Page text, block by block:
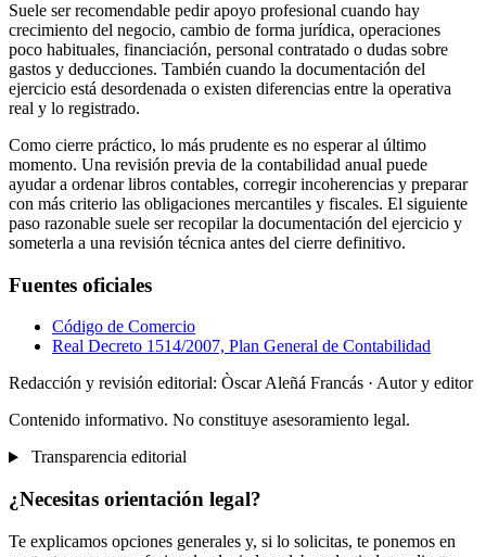
Suele ser recomendable pedir apoyo profesional cuando hay
crecimiento del negocio, cambio de forma jurídica, operaciones
poco habituales, financiación, personal contratado o dudas sobre
gastos y deducciones. También cuando la documentación del
ejercicio está desordenada o existen diferencias entre la operativa
real y lo registrado.
Como cierre práctico, lo más prudente es no esperar al último
momento. Una revisión previa de la contabilidad anual puede
ayudar a ordenar libros contables, corregir incoherencias y preparar
con más criterio las obligaciones mercantiles y fiscales. El siguiente
paso razonable suele ser recopilar la documentación del ejercicio y
someterla a una revisión técnica antes del cierre definitivo.
Fuentes oficiales
Código de Comercio
Real Decreto 1514/2007, Plan General de Contabilidad
Redacción y revisión editorial: Òscar Aleñá Francás · Autor y editor
Contenido informativo. No constituye asesoramiento legal.
Transparencia editorial
¿Necesitas orientación legal?
Te explicamos opciones generales y, si lo solicitas, te ponemos en